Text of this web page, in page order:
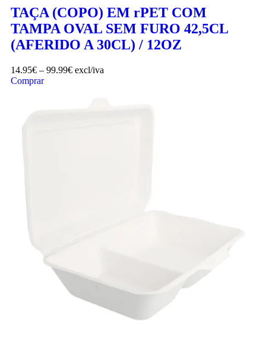
TAÇA (COPO) EM rPET COM
TAMPA OVAL SEM FURO 42,5CL
(AFERIDO A 30CL) / 12OZ
14.95€ – 99.99€ excl/iva
Comprar